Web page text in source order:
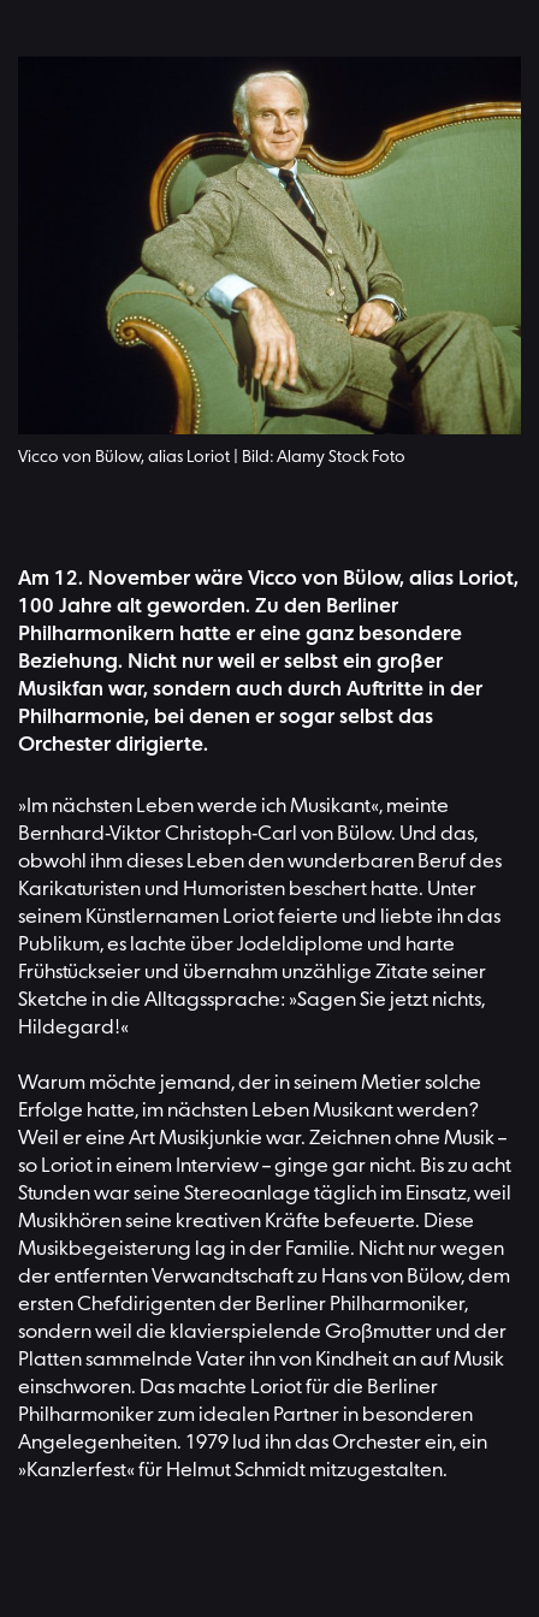
Vicco von Bülow, alias Loriot | Bild: Alamy Stock Foto
Am 12. November wäre Vicco von Bülow, alias Loriot,
100 Jahre alt geworden. Zu den Berliner
Philharmonikern hatte er eine ganz besondere
Beziehung. Nicht nur weil er selbst ein großer
Musikfan war, sondern auch durch Auftritte in der
Philharmonie, bei denen er sogar selbst das
Orchester dirigierte.
»Im nächsten Leben werde ich Musikant«, meinte
Bernhard-Viktor Christoph-Carl von Bülow. Und das,
obwohl ihm dieses Leben den wunderbaren Beruf des
Karikaturisten und Humoristen beschert hatte. Unter
seinem Künstlernamen Loriot feierte und liebte ihn das
Publikum, es lachte über Jodeldiplome und harte
Frühstückseier und übernahm unzählige Zitate seiner
Sketche in die Alltagssprache: »Sagen Sie jetzt nichts,
Hildegard!«
Warum möchte jemand, der in seinem Metier solche
Erfolge hatte, im nächsten Leben Musikant werden?
Weil er eine Art Musikjunkie war. Zeichnen ohne Musik –
so Loriot in einem Interview – ginge gar nicht. Bis zu acht
Stunden war seine Stereoanlage täglich im Einsatz, weil
Musikhören seine kreativen Kräfte befeuerte. Diese
Musikbegeisterung lag in der Familie. Nicht nur wegen
der entfernten Verwandtschaft zu Hans von Bülow, dem
ersten Chefdirigenten der Berliner Philharmoniker,
sondern weil die klavierspielende Großmutter und der
Platten sammelnde Vater ihn von Kindheit an auf Musik
einschworen. Das machte Loriot für die Berliner
Philharmoniker zum idealen Partner in besonderen
Angelegenheiten. 1979 lud ihn das Orchester ein, ein
»Kanzlerfest« für Helmut Schmidt mitzugestalten.